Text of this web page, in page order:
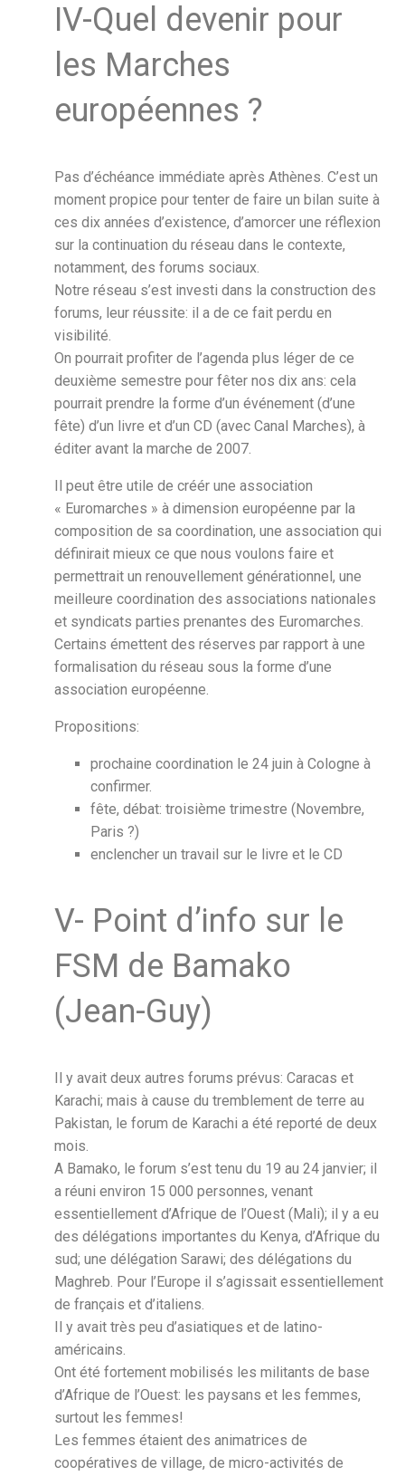
IV-Quel devenir pour
les Marches
européennes ?
Pas d’échéance immédiate après Athènes. C’est un
moment propice pour tenter de faire un bilan suite à
ces dix années d’existence, d’amorcer une réflexion
sur la continuation du réseau dans le contexte,
notamment, des forums sociaux.
Notre réseau s’est investi dans la construction des
forums, leur réussite: il a de ce fait perdu en
visibilité.
On pourrait profiter de l’agenda plus léger de ce
deuxième semestre pour fêter nos dix ans: cela
pourrait prendre la forme d’un événement (d’une
fête) d’un livre et d’un CD (avec Canal Marches), à
éditer avant la marche de 2007.
Il peut être utile de créér une association
« Euromarches » à dimension européenne par la
composition de sa coordination, une association qui
définirait mieux ce que nous voulons faire et
permettrait un renouvellement générationnel, une
meilleure coordination des associations nationales
et syndicats parties prenantes des Euromarches.
Certains émettent des réserves par rapport à une
formalisation du réseau sous la forme d’une
association européenne.
Propositions:
prochaine coordination le 24 juin à Cologne à
confirmer.
fête, débat: troisième trimestre (Novembre,
Paris ?)
enclencher un travail sur le livre et le CD
V- Point d’info sur le
FSM de Bamako
(Jean-Guy)
Il y avait deux autres forums prévus: Caracas et
Karachi; mais à cause du tremblement de terre au
Pakistan, le forum de Karachi a été reporté de deux
mois.
A Bamako, le forum s’est tenu du 19 au 24 janvier; il
a réuni environ 15 000 personnes, venant
essentiellement d’Afrique de l’Ouest (Mali); il y a eu
des délégations importantes du Kenya, d’Afrique du
sud; une délégation Sarawi; des délégations du
Maghreb. Pour l’Europe il s’agissait essentiellement
de français et d’italiens.
Il y avait très peu d’asiatiques et de latino-
américains.
Ont été fortement mobilisés les militants de base
d’Afrique de l’Ouest: les paysans et les femmes,
surtout les femmes!
Les femmes étaient des animatrices de
coopératives de village, de micro-activités de